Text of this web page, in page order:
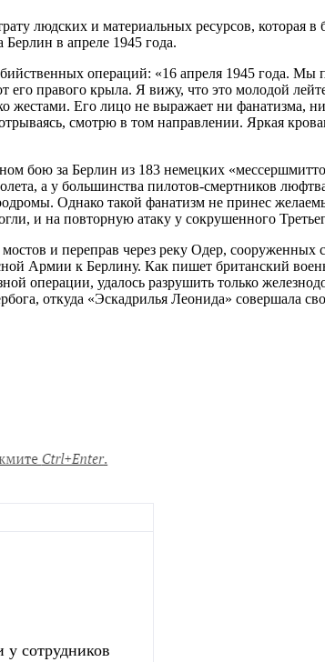
людских и материальных ресурсов, которая
в апреле 1945 года.
операций: «16 апреля 1945 года. Мы
правого крыла. Я вижу, что это молодой
жестами. Его лицо не выражает ни фанатизма,
смотрю в том направлении. Яркая
бою за Берлин из 183 немецких
а у большинства пилотов-смертников
Однако такой фанатизм не принес
и на повторную атаку у сокрушенного
и переправ через реку Одер, сооруженных
Армии к Берлину. Как пишет британский
операции, удалось разрушить только
откуда «Эскадрилья Леонида» совершала
сотрудников